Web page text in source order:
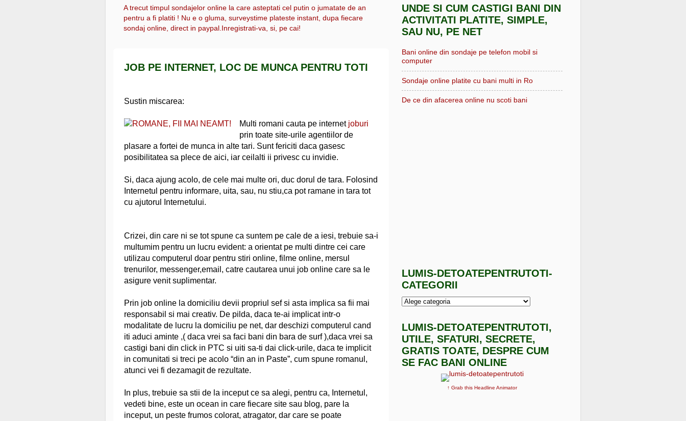
A trecut timpul sondajelor online la care asteptati cel putin o jumatate de an
pentru a fi platiti ! Nu e o gluma, surveystime plateste instant, dupa fiecare
sondaj online, direct in paypal.Inregistrati-va, si, pe cai!
JOB PE INTERNET, LOC DE MUNCA PENTRU TOTI
Sustin miscarea:
Multi romani cauta pe internet joburi
prin toate site-urile agentiilor de
plasare a fortei de munca in alte tari. Sunt fericiti daca gasesc
posibilitatea sa plece de aici, iar ceilalti ii privesc cu invidie.
Si, daca ajung acolo, de cele mai multe ori, duc dorul de tara. Folosind
Internetul pentru informare, uita, sau, nu stiu,ca pot ramane in tara tot
cu ajutorul Internetului.
Crizei, din care ni se tot spune ca suntem pe cale de a iesi, trebuie sa-i
multumim pentru un lucru evident: a orientat pe multi dintre cei care
utilizau computerul doar pentru stiri online, filme online, mersul
trenurilor, messenger,email, catre cautarea unui job online care sa le
asigure venit suplimentar.
Prin job online la domiciliu devii propriul sef si asta implica sa fii mai
responsabil si mai creativ. De pilda, daca te-ai implicat intr-o
modalitate de lucru la domiciliu pe net, dar deschizi computerul cand
iti aduci aminte ,( daca vrei sa faci bani din bara de surf ),daca vrei sa
castigi bani din click in PTC si uiti sa-ti dai click-urile, daca te implicit
in comunitati si treci pe acolo “din an in Paste”, cum spune romanul,
atunci vei fi dezamagit de rezultate.
In plus, trebuie sa stii de la inceput ce sa alegi, pentru ca, Internetul,
vedeti bine, este un ocean in care fiecare site sau blog, pare la
inceput, un peste frumos colorat, atragator, dar care se poate
UNDE SI CUM CASTIGI BANI DIN
ACTIVITATI PLATITE, SIMPLE,
SAU NU, PE NET
Bani online din sondaje pe telefon mobil si
computer
Sondaje online platite cu bani multi in Ro
De ce din afacerea online nu scoti bani
LUMIS-DETOATEPENTRUTOTI-
CATEGORII
LUMIS-DETOATEPENTRUTOTI,
UTILE, SFATURI, SECRETE,
GRATIS TOATE, DESPRE CUM
SE FAC BANI ONLINE
↑ Grab this Headline Animator